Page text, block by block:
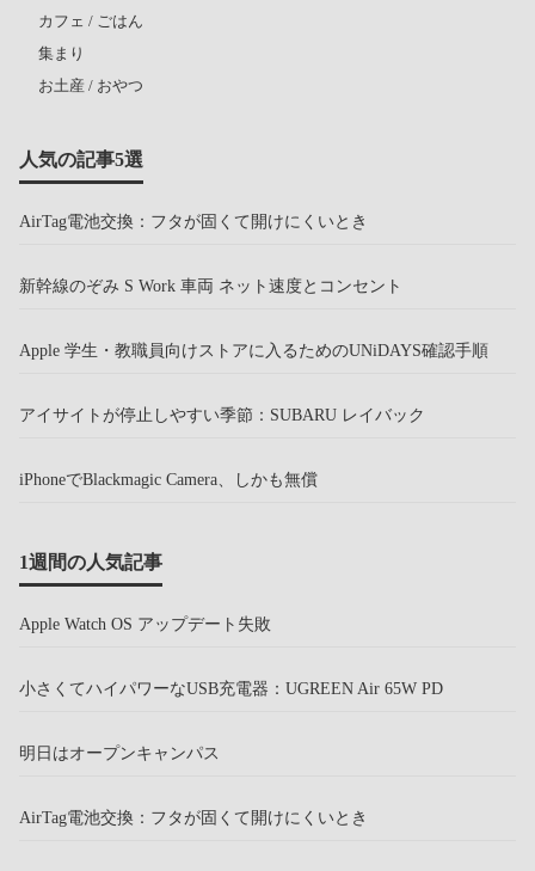
カフェ / ごはん
集まり
お土産 / おやつ
人気の記事5選
AirTag電池交換：フタが固くて開けにくいとき
新幹線のぞみ S Work 車両 ネット速度とコンセント
Apple 学生・教職員向けストアに入るためのUNiDAYS確認手順
アイサイトが停止しやすい季節：SUBARU レイバック
iPhoneでBlackmagic Camera、しかも無償
1週間の人気記事
Apple Watch OS アップデート失敗
小さくてハイパワーなUSB充電器：UGREEN Air 65W PD
明日はオープンキャンパス
AirTag電池交換：フタが固くて開けにくいとき